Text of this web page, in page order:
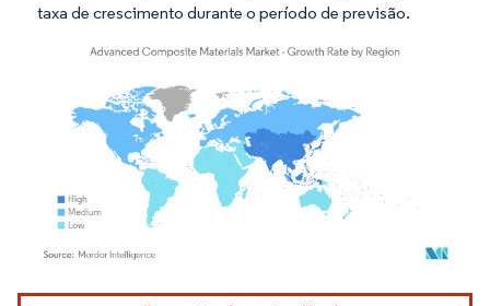
taxa de crescimento durante o período de previsão.
Imagem © Mordor Intelligence. O reuso requer atribuição conforme CC BY 4.0.